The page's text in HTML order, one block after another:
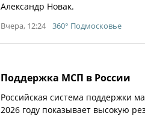
Александр Новак.
Вчера, 12:24 360° Подмосковье
Поддержка МСП в России
Российская система поддержки
2026 году показывает высокую